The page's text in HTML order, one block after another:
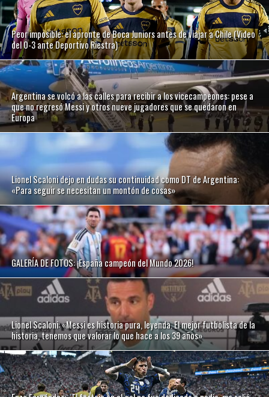
Peor imposible: el apronte de Boca Juniors antes de viajar a Chile (Video
del 0-3 ante Deportivo Riestra)
Argentina se volcó a las calles para recibir a los vicecampeones: pese a
que no regresó Messi y otros nueve jugadores que se quedaron en
Europa
Lionel Scaloni dejo en dudas su continuidad como DT de Argentina:
«Para seguir se necesitan un montón de cosas»
GALERÍA DE FOTOS: ¡España campeón del Mundo 2026!
Lionel Scaloni: «Messi es historia pura, leyenda. El mejor futbolista de la
historia, tenemos que valorar lo que hace a los 39 años»